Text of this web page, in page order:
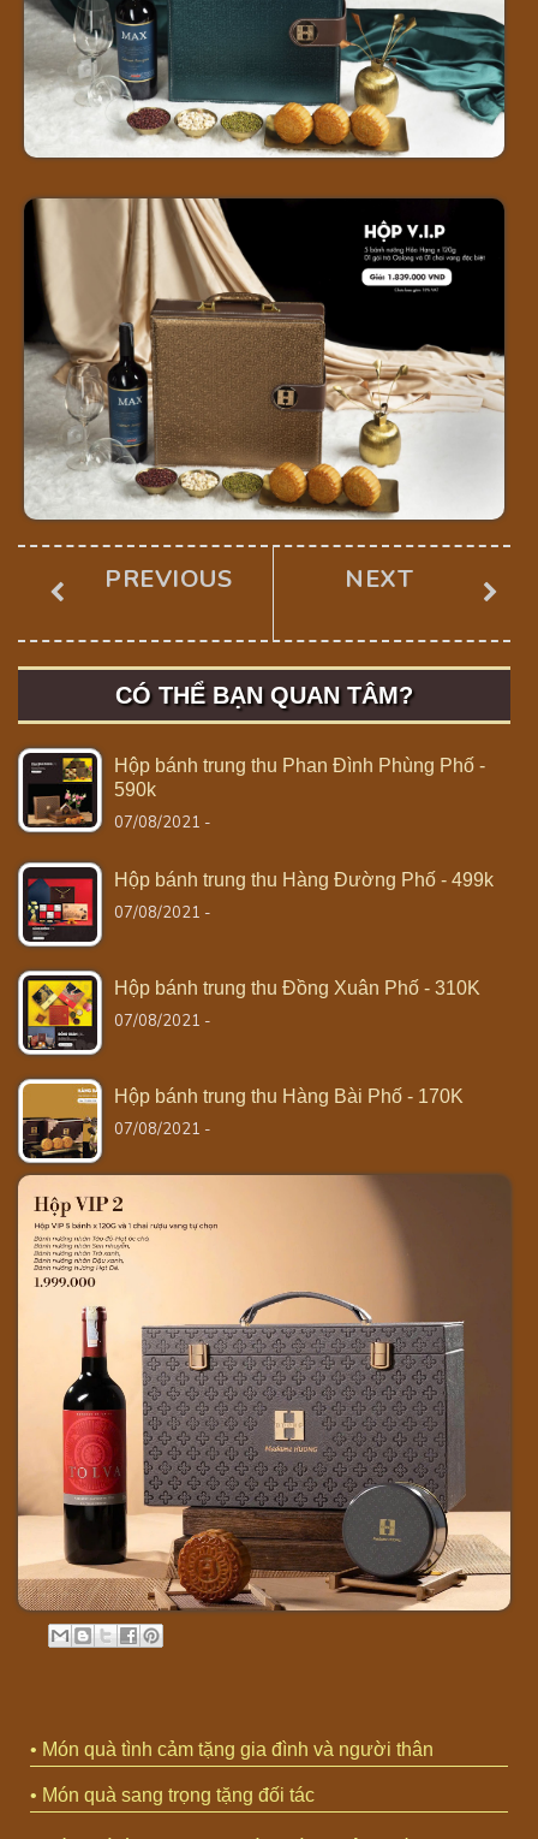
NEXT
PREVIOUS
CÓ THỂ BẠN QUAN TÂM?
Hộp bánh trung thu Phan Đình Phùng Phố -
590k
07/08/2021 -
Hộp bánh trung thu Hàng Đường Phố - 499k
07/08/2021 -
Hộp bánh trung thu Đồng Xuân Phố - 310K
07/08/2021 -
Hộp bánh trung thu Hàng Bài Phố - 170K
07/08/2021 -
• Món quà tình cảm tặng gia đình và người thân
• Món quà sang trọng tặng đối tác